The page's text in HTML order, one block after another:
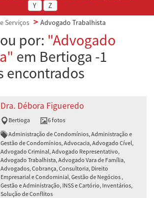
Y
Z
Serviços Advogado Trabalhista
por: "Advogado
em Bertioga -1
encontrados
Dra. Débora Figueredo
Bertioga
6 fotos
Administração de Condomínios, Administração e
Gestão de Condomínios, Advocacia, Advogado Cível,
Advogado Criminal, Advogado Representativo,
Advogado Trabalhista, Advogado Vara de Família,
Advogados, Cobrança, Consultoria, Direito
Empresarial e Condominial, Gestão de Negócios ,
Gestão e Administração, INSS e Cartório, Inventários,
Solução de Conflitos